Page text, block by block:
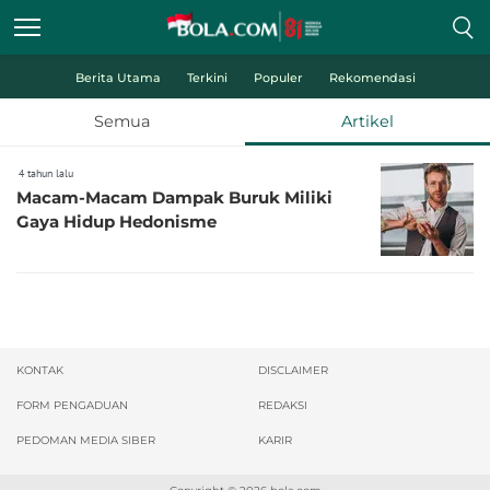
Berita Utama Terkini Populer Rekomendasi
Semua Artikel
4 tahun lalu
Macam-Macam Dampak Buruk Miliki
Gaya Hidup Hedonisme
KONTAK DISCLAIMER
FORM PENGADUAN REDAKSI
PEDOMAN MEDIA SIBER KARIR